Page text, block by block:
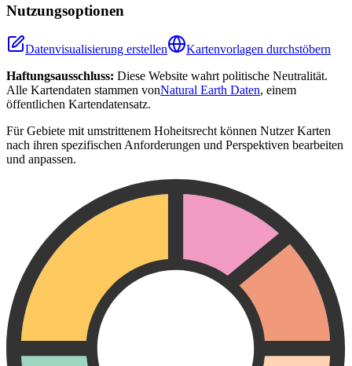
Nutzungsoptionen
Datenvisualisierung erstellen
Kartenvorlagen durchstöbern
Haftungsausschluss: Diese Website wahrt politische Neutralität.
Alle Kartendaten stammen vonNatural Earth Daten, einem
öffentlichen Kartendatensatz.
Für Gebiete mit umstrittenem Hoheitsrecht können Nutzer Karten
nach ihren spezifischen Anforderungen und Perspektiven bearbeiten
und anpassen.